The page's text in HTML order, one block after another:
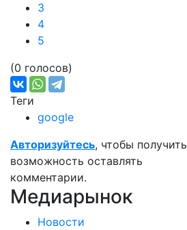
3
4
5
(0 голосов)
Теги
google
Авторизуйтесь, чтобы получить
возможность оставлять
комментарии.
Медиарынок
Новости